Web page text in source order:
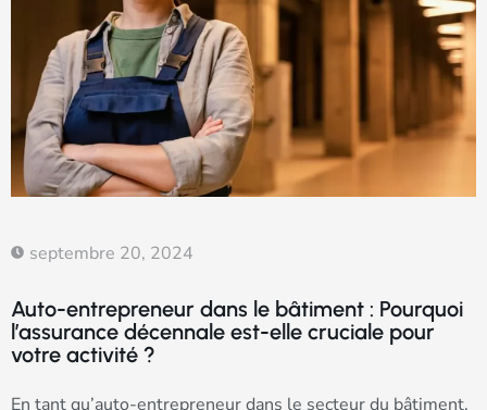
septembre 20, 2024
Auto-entrepreneur dans le bâtiment : Pourquoi
l’assurance décennale est-elle cruciale pour
votre activité ?
En tant qu’auto-entrepreneur dans le secteur du bâtiment,